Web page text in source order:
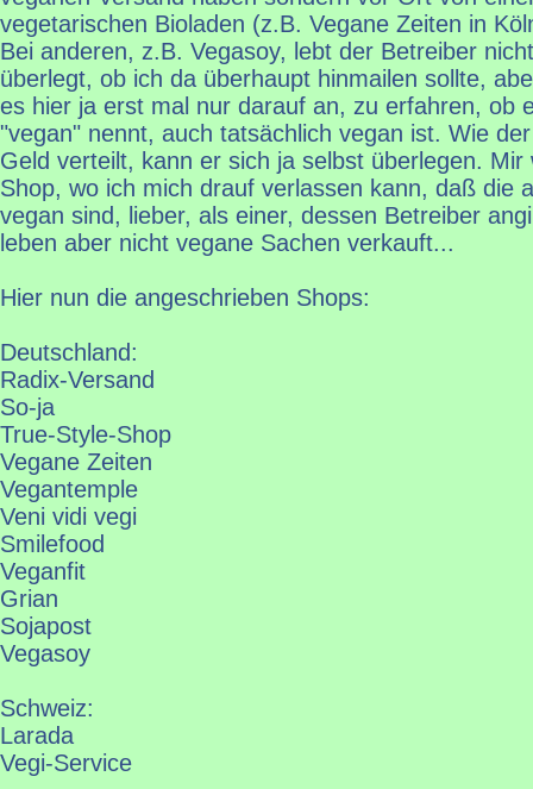
vegetarischen Bioladen (z.B. Vegane Zeiten in
Bei anderen, z.B. Vegasoy, lebt der Betreiber
überlegt, ob ich da überhaupt hinmailen sollte,
es hier ja erst mal nur darauf an, zu erfahren, ob
"vegan" nennt, auch tatsächlich vegan ist. Wie
Geld verteilt, kann er sich ja selbst überlegen. Mir
Shop, wo ich mich drauf verlassen kann, daß die
vegan sind, lieber, als einer, dessen Betreiber
leben aber nicht vegane Sachen verkauft...
Hier nun die angeschrieben Shops:
Deutschland:
Radix-Versand
So-ja
True-Style-Shop
Vegane Zeiten
Vegantemple
Veni vidi vegi
Smilefood
Veganfit
Grian
Sojapost
Vegasoy
Schweiz:
Larada
Vegi-Service